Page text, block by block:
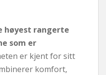
høyest rangerte
som er
er kjent for sitt
komfort,